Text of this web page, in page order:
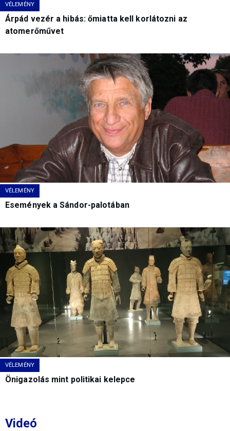
VÉLEMÉNY
Árpád vezér a hibás: őmiatta kell korlátozni az
atomerőművet
VÉLEMÉNY
Események a Sándor-palotában
VÉLEMÉNY
Önigazolás mint politikai kelepce
Videó